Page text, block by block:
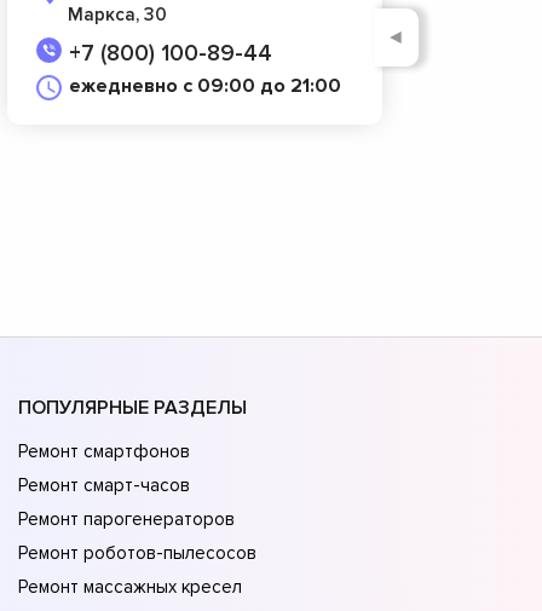
Маркса, 30
+7 (800) 100-89-44
ежедневно с 09:00 до 21:00
◄
ПОПУЛЯРНЫЕ РАЗДЕЛЫ
Ремонт смартфонов
Ремонт смарт-часов
Ремонт парогенераторов
Ремонт роботов-пылесосов
Ремонт массажных кресел